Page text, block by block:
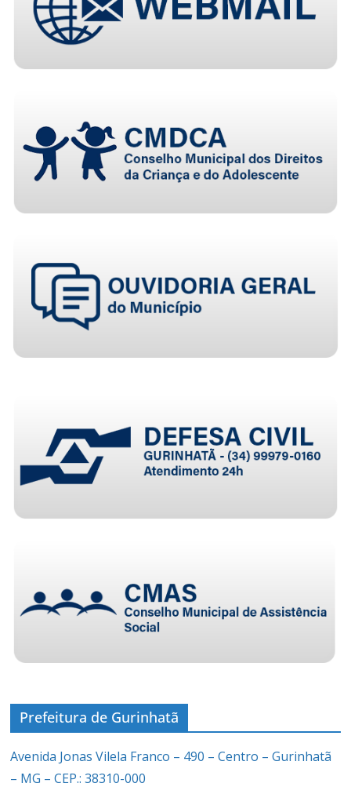
Prefeitura de Gurinhatã
Avenida Jonas Vilela Franco – 490 – Centro – Gurinhatã
– MG – CEP.: 38310-000